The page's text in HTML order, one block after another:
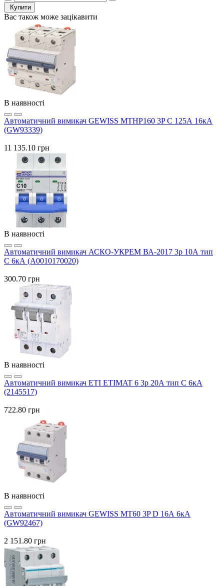
Купити
Вас також може зацікавити
В наявності
Автоматичний вимикач GEWISS MTHP160 3P C 125А 16кА
(GW93339)
11 135.10 грн
В наявності
Автоматичний вимикач АСКО-УКРЕМ ВА-2017 3p 10А тип
C 6кА (A0010170020)
300.70 грн
В наявності
Автоматичний вимикач ETI ETIMAT 6 3p 20А тип C 6кА
(2145517)
722.80 грн
В наявності
Автоматичний вимикач GEWISS МТ60 3P D 16А 6кА
(GW92467)
2 151.80 грн